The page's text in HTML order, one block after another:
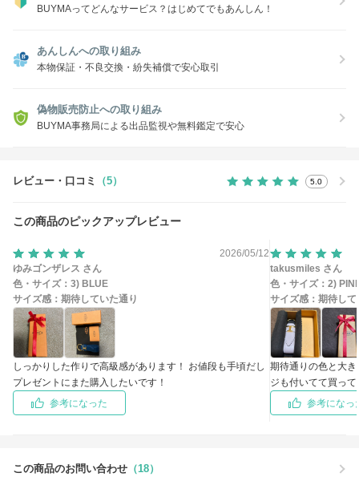
BUYMAってどんなサービス？はじめてでもあんしん！
あんしんへの取り組み
本物保証・不良交換・紛失補償で安心取引
偽物販売防止への取り組み
BUYMA事務局による出品監視や無料鑑定で安心
レビュー・口コミ （5） 5.0
この商品のピックアップレビュー
2026/05/12
ゆみゴンザレス さん
色・サイズ： 3) BLUE
サイズ感： 期待していた通り
しっかりした作りで高級感があります！ お値段も手頃だし
プレゼントにまた購入したいです！
参考になった
takusmiles さん
色・サイズ： 2)
サイズ感： 期待して
期待通りの色と大
ジも付いてて買っ
参考になっ
この商品のお問い合わせ （18）